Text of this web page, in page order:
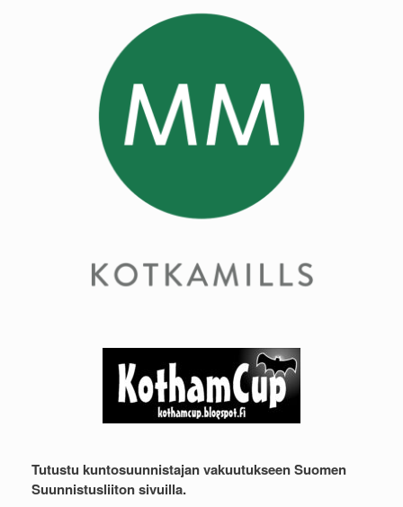
Tutustu kuntosuunnistajan vakuutukseen Suomen
Suunnistusliiton sivuilla.